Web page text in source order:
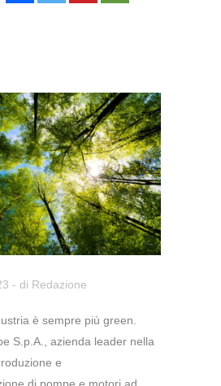
- di Redazione
è sempre più green.
S.p.A., azienda leader nella
e